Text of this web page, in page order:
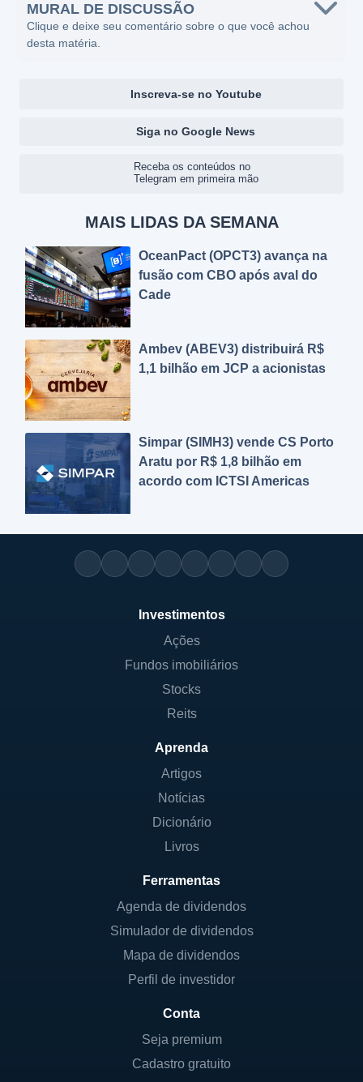
MURAL DE DISCUSSÃO
Clique e deixe seu comentário sobre o que você achou
desta matéria.
Inscreva-se no Youtube
Siga no Google News
Receba os conteúdos no
Telegram em primeira mão
MAIS LIDAS DA SEMANA
OceanPact (OPCT3) avança na
fusão com CBO após aval do
Cade
Ambev (ABEV3) distribuirá R$
1,1 bilhão em JCP a acionistas
Simpar (SIMH3) vende CS Porto
Aratu por R$ 1,8 bilhão em
acordo com ICTSI Americas
Investimentos
Ações
Fundos imobiliários
Stocks
Reits
Aprenda
Artigos
Notícias
Dicionário
Livros
Ferramentas
Agenda de dividendos
Simulador de dividendos
Mapa de dividendos
Perfil de investidor
Conta
Seja premium
Cadastro gratuito